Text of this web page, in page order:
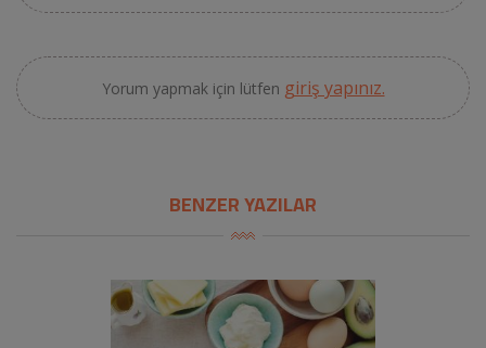
Yorum yapmak için lütfen giriş yapınız.
BENZER YAZILAR